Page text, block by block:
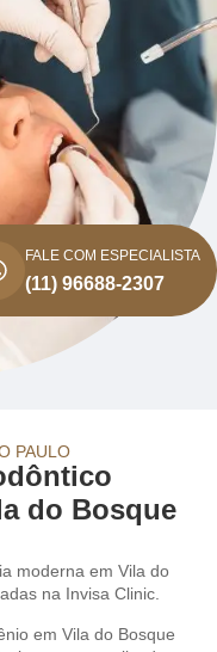
FALE COM ESPECIALISTA
(11) 96688-2307
PAULO
do Bosque
moderna em Vila do
na Invisa Clinic.
em Vila do Bosque